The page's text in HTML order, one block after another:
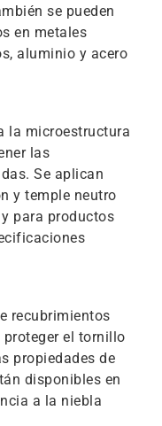
se pueden
en metales
aluminio y acero
la microestructura
las
Se aplican
y temple neutro
para productos
recubrimientos
el tornillo
propiedades de
disponibles en
a la niebla